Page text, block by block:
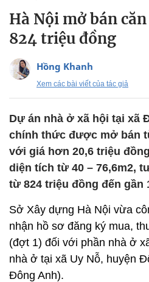
Hà Nội mở bán
824 triệu đồng
Hồng Khanh
Xem các bài viết của tác giả
Dự án nhà ở xã hội tại xã
chính thức được mở bán
với giá hơn 20,6 triệu
diện tích từ 40 – 76,6m2,
từ 824 triệu đồng đến gần
Sở Xây dựng Hà Nội vừa
nhận hồ sơ đăng ký mua,
(đợt 1) đối với phần nhà ở
nhà ở tại xã Uy Nỗ, huyện
Đông Anh).